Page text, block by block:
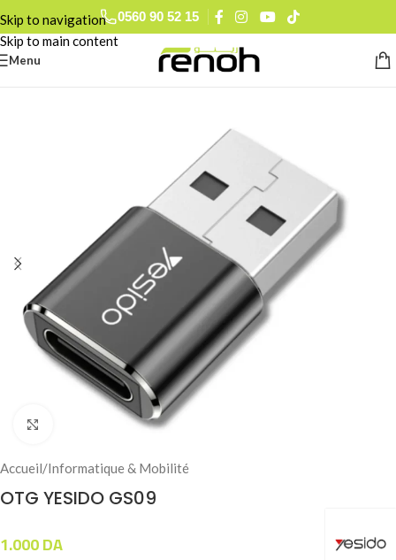
Skip to navigation
Skip to main content
0560 90 52 15
Menu
Click to enlarge
Accueil/Informatique & Mobilité
OTG YESIDO GS09
1.000DA